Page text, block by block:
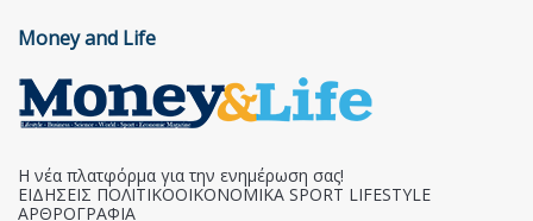
Money and Life
Η νέα πλατφόρμα για την ενημέρωση σας!
ΕΙΔΗΣΕΙΣ ΠΟΛΙΤΙΚΟΟΙΚΟΝΟΜΙΚΑ SPORT LIFESTYLE
ΑΡΘΡΟΓΡΑΦΙΑ